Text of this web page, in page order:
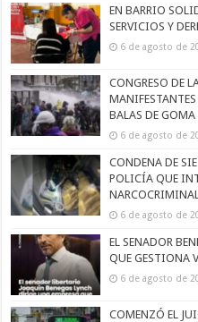
EN BARRIO
SERVICIOS Y
6 de agosto de
CONGRESO DE
BALAS DE GOMA
6 de agosto de
CONDENA DE
POLICÍA QUE
NARCOCRIMINAL
6 de agosto de
EL SENADOR
QUE GESTIONA
6 de agosto de
COMENZÓ EL